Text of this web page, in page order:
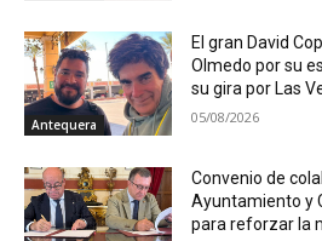
Antequera
El gran David
Olmedo por su
su gira por Las
05/08/2026
Convenio de
Ayuntamiento y
para reforzar la